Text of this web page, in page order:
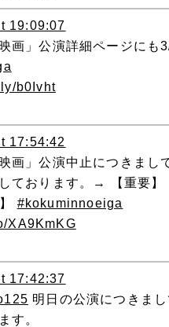
19:09:07
映画」公演詳細ページに
b0Ivht
17:54:42
映画」公演中止につきま
ております。→ 【重要】
#kokuminnoeiga
XA9KmKG
17:42:37
明日の公演につきま
す。